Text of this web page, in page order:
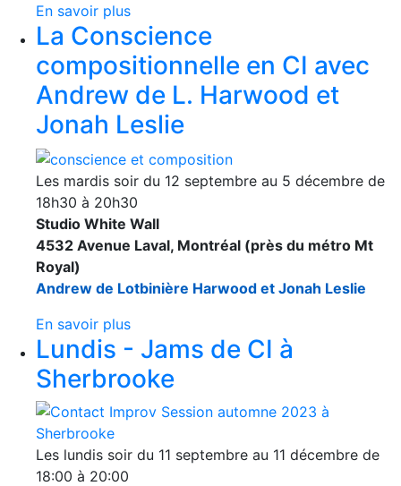
En savoir plus
La Conscience
compositionnelle en CI avec
Andrew de L. Harwood et
Jonah Leslie
Les mardis soir du 12 septembre au 5 décembre de
18h30 à 20h30
Studio White Wall
4532 Avenue Laval, Montréal (près du métro Mt
Royal)
Andrew de Lotbinière Harwood et Jonah Leslie
En savoir plus
Lundis - Jams de CI à
Sherbrooke
Les lundis soir du 11 septembre au 11 décembre de
18:00 à 20:00